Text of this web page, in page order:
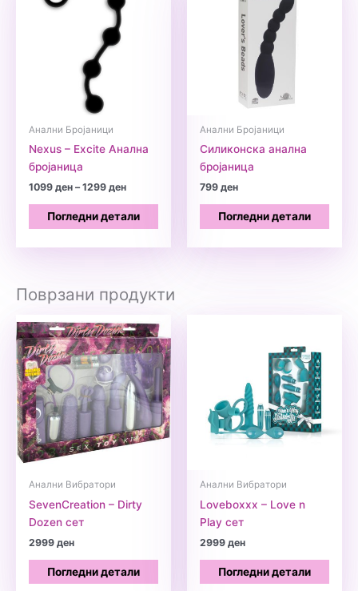
Анални Бројаници
Nexus – Excite Анална
бројаница
1099ден – 1299денPrice
1099 ден
Погледни детали
Анални Бројаници
Силиконска анална
бројаница
799ден
Погледни детали
Поврзани продукти
Анални Вибратори
SevenCreation – Dirty
Dozen сет
2999ден
Погледни детали
Анални Вибратори
Loveboxxx – Love n
Play сет
2999ден
Погледни детали